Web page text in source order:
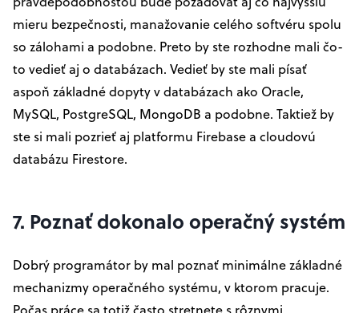
mieru bezpečnosti, manažovanie celého softvéru spolu
so zálohami a podobne. Preto by ste rozhodne mali čo-
to vedieť aj o databázach. Vedieť by ste mali písať
aspoň základné dopyty v databázach ako Oracle,
MySQL, PostgreSQL, MongoDB a podobne. Taktiež by
ste si mali pozrieť aj platformu Firebase a cloudovú
databázu Firestore.
7. Poznať dokonalo operačný systém
Dobrý programátor by mal poznať minimálne základné
mechanizmy operačného systému, v ktorom pracuje.